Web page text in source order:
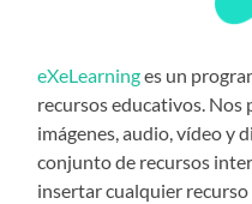
eXeLearninges un
recursos educativos. Nos
imágenes, audio, vídeo y
conjunto de recursos
insertar cualquier